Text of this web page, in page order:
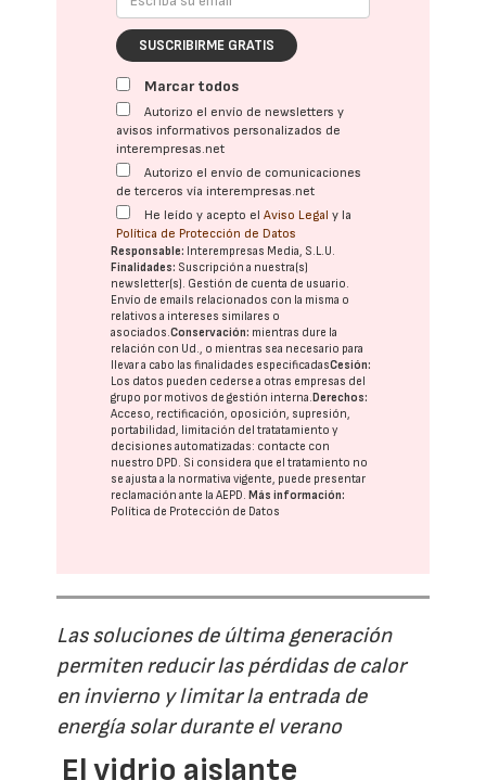
SUSCRIBIRME GRATIS
Marcar todos
Autorizo el envío de newsletters y
avisos informativos personalizados de
interempresas.net
Autorizo el envío de comunicaciones
de terceros vía interempresas.net
He leído y acepto elAviso Legal y la
Política de Protección de Datos
Responsable: Interempresas Media, S.L.U.
Finalidades: Suscripción a nuestra(s)
newsletter(s). Gestión de cuenta de usuario.
Envío de emails relacionados con la misma o
relativos a intereses similares o
asociados.Conservación: mientras dure la
relación con Ud., o mientras sea necesario para
llevar a cabo las finalidades especificadasCesión:
Los datos pueden cederse a otras empresas del
grupo por motivos de gestión interna. Derechos:
Acceso, rectificación, oposición, supresión,
portabilidad, limitación del tratatamiento y
decisiones automatizadas: contacte con
nuestro DPD. Si considera que el tratamiento no
se ajusta a la normativa vigente, puede presentar
reclamación ante laAEPD. Más información:
Política de Protección de Datos
Las soluciones de última generación
permiten reducir las pérdidas de calor
en invierno y limitar la entrada de
energía solar durante el verano
El vidrio aislante